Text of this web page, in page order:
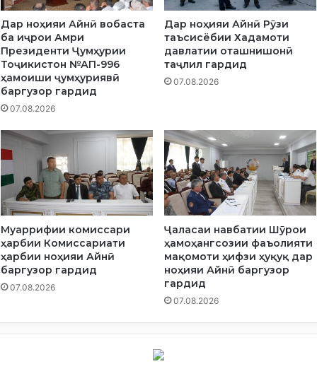
Дар ноҳияи Айнӣ вобаста
ба иҷрои Амри
Президенти Ҷумҳурии
Тоҷикистон №АП-996
ҳамоиши ҷумҳуриявӣ
баргузор гардид
07.08.2026
Дар ноҳияи Айнӣ Рӯзи
таъсисёбии Хадамоти
давлатии оташнишонӣ
таҷлил гардид
07.08.2026
Муаррифии комиссари
ҳарбии Комиссариати
ҳарбии ноҳияи Айнӣ
баргузор гардид
07.08.2026
Ҷаласаи навбатии Шӯрои
ҳамоҳангсозии фаъолияти
мақомоти ҳифзи ҳуқуқ дар
ноҳияи Айнӣ баргузор
гардид
07.08.2026